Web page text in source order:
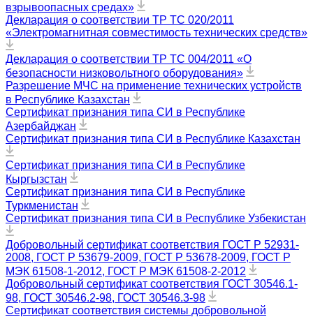
взрывоопасных средах»
Декларация о соответствии ТР ТС 020/2011
«Электромагнитная совместимость технических средств»
Декларация о соответствии ТР ТС 004/2011 «О
безопасности низковольтного оборудования»
Разрешение МЧС на применение технических устройств
в Республике Казахстан
Сертификат признания типа СИ в Республике
Азербайджан
Сертификат признания типа СИ в Республике Казахстан
Сертификат признания типа СИ в Республике
Кыргызстан
Сертификат признания типа СИ в Республике
Туркменистан
Сертификат признания типа СИ в Республике Узбекистан
Добровольный сертификат соответствия ГОСТ Р 52931-
2008, ГОСТ Р 53679-2009, ГОСТ Р 53678-2009, ГОСТ Р
МЭК 61508-1-2012, ГОСТ Р МЭК 61508-2-2012
Добровольный сертификат соответствия ГОСТ 30546.1-
98, ГОСТ 30546.2-98, ГОСТ 30546.3-98
Сертификат соответствия системы добровольной